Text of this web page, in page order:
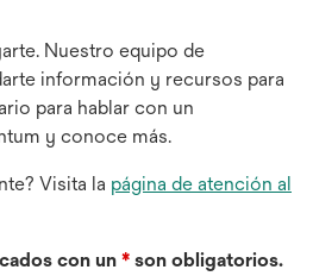
Nuestro equipo de
información y recursos para
para hablar con un
y conoce más.
Visita la página de atención al
con un * son obligatorios.